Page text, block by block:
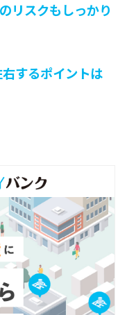
リスクもしっかり
するポイントは